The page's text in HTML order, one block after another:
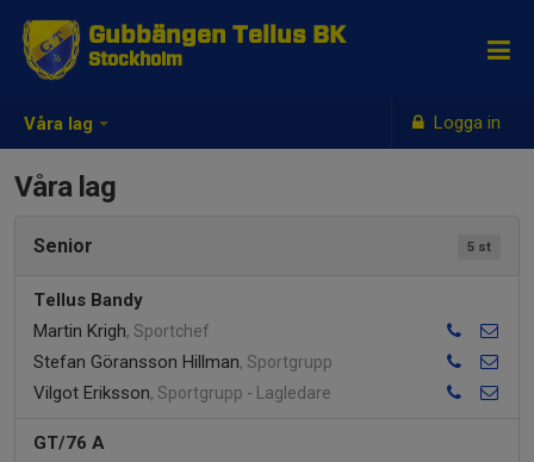
Våra lag Logga in
Gubbängen Tellus BK
Stockholm
Våra lag
5 st
Senior
Tellus Bandy
Martin Krigh, Sportchef
Stefan Göransson Hillman, Sportgrupp
Vilgot Eriksson, Sportgrupp - Lagledare
GT/76 A